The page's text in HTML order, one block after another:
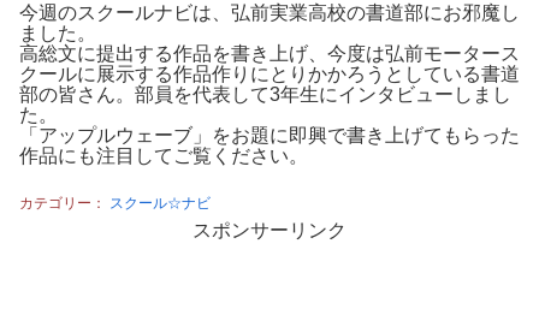
今週のスクールナビは、弘前実業高校の書道部にお邪魔し
ました。
高総文に提出する作品を書き上げ、今度は弘前モータース
クールに展示する作品作りにとりかかろうとしている書道
部の皆さん。部員を代表して3年生にインタビューしまし
た。
「アップルウェーブ」をお題に即興で書き上げてもらった
作品にも注目してご覧ください。
カテゴリー： スクール☆ナビ
スポンサーリンク